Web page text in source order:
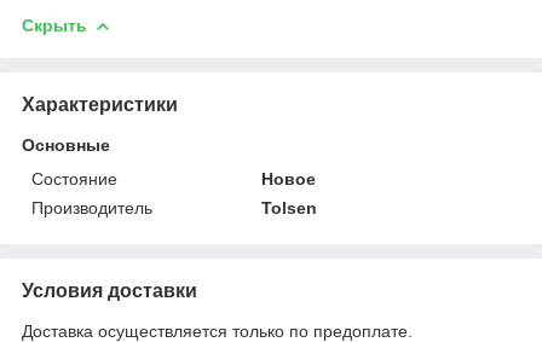
Скрыть
Характеристики
Основные
Состояние
Новое
Производитель
Tolsen
Условия доставки
Доставка осуществляется только по предоплате.